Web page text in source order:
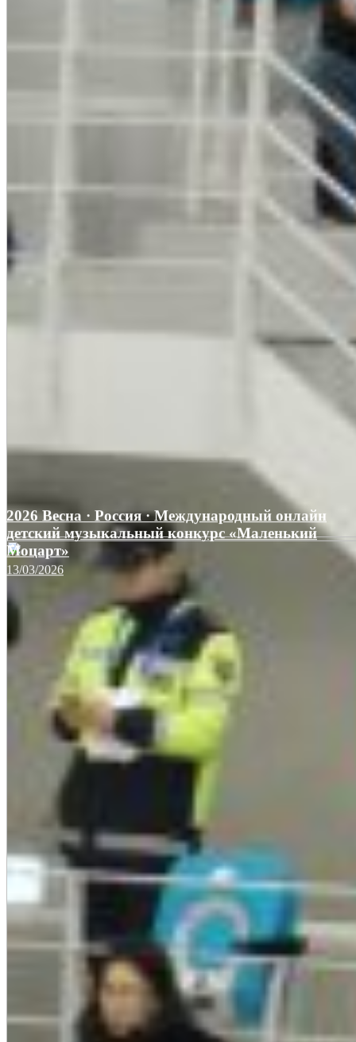
2026 Весна · Россия · Международный онлайн
детский музыкальный конкурс «Маленький
Моцарт»
13/03/2026